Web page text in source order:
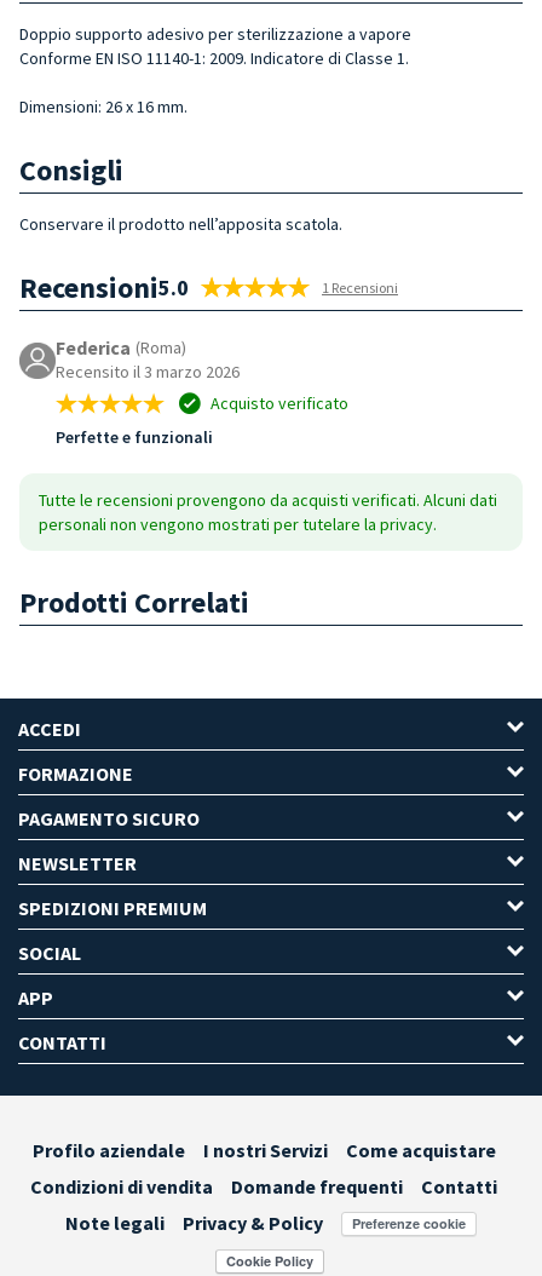
Doppio supporto adesivo per sterilizzazione a vapore
Conforme EN ISO 11140-1: 2009. Indicatore di Classe 1.
Dimensioni: 26 x 16 mm.
Consigli
Conservare il prodotto nell’apposita scatola.
Recensioni5.0 1 Recensioni
Federica (Roma)
Recensito il 3 marzo 2026
Acquisto verificato
Perfette e funzionali
Tutte le recensioni provengono da acquisti verificati. Alcuni dati
personali non vengono mostrati per tutelare la privacy.
Prodotti Correlati
ACCEDI
FORMAZIONE
PAGAMENTO SICURO
NEWSLETTER
SPEDIZIONI PREMIUM
SOCIAL
APP
CONTATTI
Profilo aziendale I nostri Servizi
Come acquistare
Condizioni di vendita
Domande frequenti
Contatti
Note legali
Privacy & Policy Preferenze cookie